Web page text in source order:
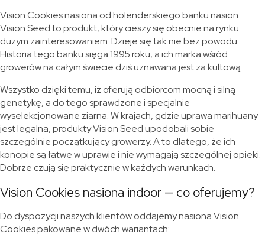
Vision Cookies nasiona od holenderskiego banku nasion
Vision Seed to produkt, który cieszy się obecnie na rynku
dużym zainteresowaniem. Dzieje się tak nie bez powodu.
Historia tego banku sięga 1995 roku, a ich marka wśród
growerów na całym świecie dziś uznawana jest za kultową.
Wszystko dzięki temu, iż oferują odbiorcom mocną i silną
genetykę, a do tego sprawdzone i specjalnie
wyselekcjonowane ziarna. W krajach, gdzie uprawa marihuany
jest legalna, produkty Vision Seed upodobali sobie
szczególnie początkujący growerzy. A to dlatego, że ich
konopie są łatwe w uprawie i nie wymagają szczególnej opieki.
Dobrze czują się praktycznie w każdych warunkach.
Vision Cookies nasiona indoor — co oferujemy?
Do dyspozycji naszych klientów oddajemy nasiona Vision
Cookies pakowane w dwóch wariantach: